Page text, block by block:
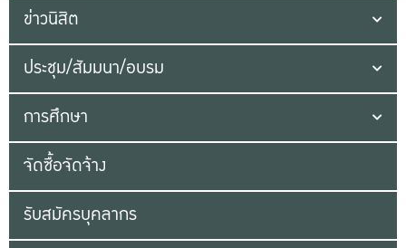
ข่าวนิสิต
ประชุม/สัมมนา/อบรม
การศึกษา
จัดซื้อจัดจ้าง
รับสมัครบุคลากร